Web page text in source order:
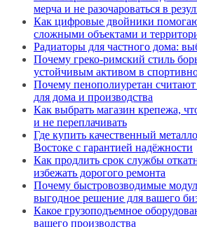
мерча и не разочароваться в
Как цифровые двойники
сложными объектами и
Радиаторы для частного дома:
Почему греко-римский стиль
устойчивым активом в
Почему пенополиуретан
для дома и производства
Как выбрать магазин крепежа,
и не переплачивать
Где купить качественный
Востоке с гарантией надёжности
Как продлить срок службы
избежать дорогого ремонта
Почему быстровозводимые
выгодное решение для вашего
Какое грузоподъемное
вашего производства